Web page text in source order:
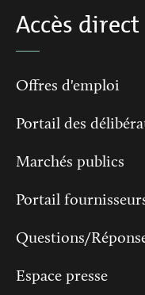
Accès direct
Offres d'emploi
Portail des
Marchés publics
Portail
Questions/
Espace presse